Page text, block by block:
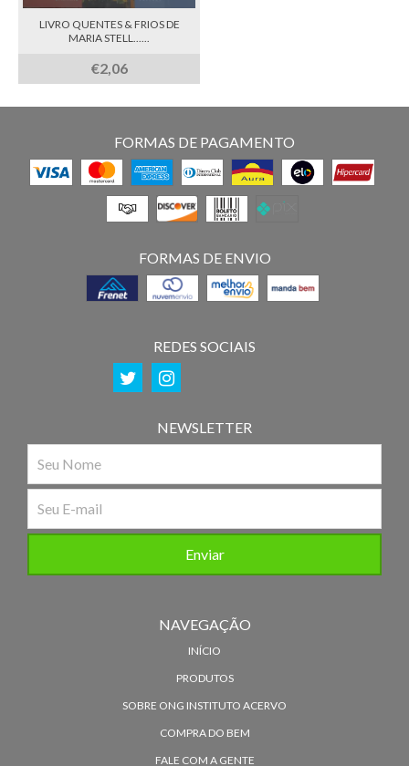
LIVRO QUENTES & FRIOS DE
MARIA STELL......
€2,06
FORMAS DE PAGAMENTO
FORMAS DE ENVIO
REDES SOCIAIS
NEWSLETTER
NAVEGAÇÃO
INÍCIO
PRODUTOS
SOBRE ONG INSTITUTO ACERVO
COMPRA DO BEM
FALE COM A GENTE